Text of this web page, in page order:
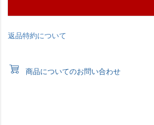
返品特約について
商品についてのお問い合わせ